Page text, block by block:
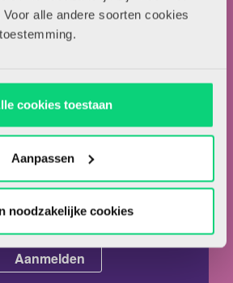
alle andere soorten cookies
cookies toestaan
Aanpassen
noodzakelijke cookies
aan voor de nieuwsbrief van HJK
met de privacyvoorwaarden.
Ik ben abonnee van HJK.
in HJK
Contact